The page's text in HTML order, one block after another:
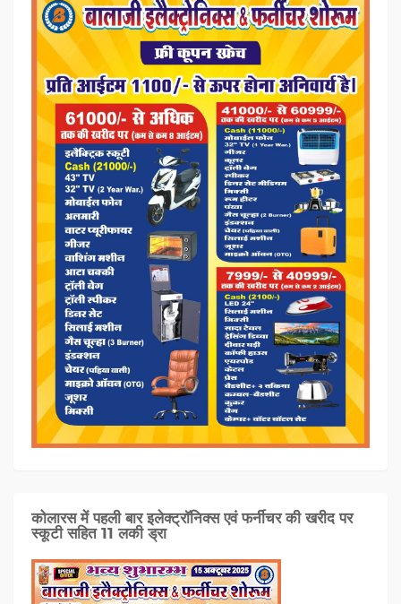
कोलारस में पहली बार इलेक्ट्रॉनिक्स एवं फर्नीचर की खरीद पर
स्कूटी सहित 11 लकी ड्रा